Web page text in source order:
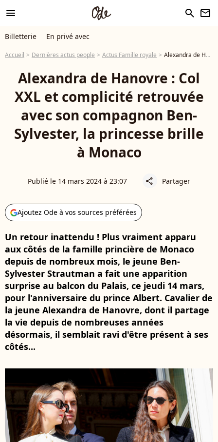
menu search newsletter
Billetterie En privé avec
Accueil Dernières actus people Actus Famille royale Alexandra de Hanovre : Col XXL et complicité retrouvée avec son compagnon Ben-Sylvester, la princesse brille à Monaco
Alexandra de Hanovre : Col
XXL et complicité retrouvée
avec son compagnon Ben-
Sylvester, la princesse brille
à Monaco
Publié le 14 mars 2024 à 23:07 share Partager
Ajoutez Ode à vos sources préférées
Un retour inattendu ! Plus vraiment apparu
aux côtés de la famille princière de Monaco
depuis de nombreux mois, le jeune Ben-
Sylvester Strautman a fait une apparition
surprise au balcon du Palais, ce jeudi 14 mars,
pour l'anniversaire du prince Albert. Cavalier de
la jeune Alexandra de Hanovre, dont il partage
la vie depuis de nombreuses années
désormais, il semblait ravi d'être présent à ses
côtés...